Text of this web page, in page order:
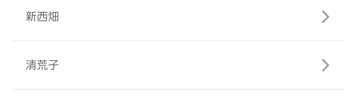
新西畑
清荒子